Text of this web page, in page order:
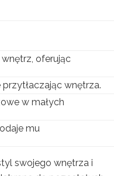
wnętrz, oferując
wnętrza.
w małych
mu
swojego wnętrza i